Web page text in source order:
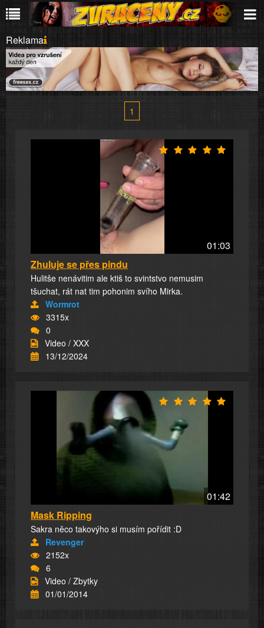
Reklama
1
01:03
Zhuluje se přes pindu
Hulitše nenávitim ale ktiš to svintstvo nemusim
tšuchat, rát nat tim pohonim svího Mirka.
Wormrot
3315x
0
Video / XXX
13/12/2024
01:42
Mask Ripping
Sakra něco takovýho si musím pořídit :D
Revenger
2152x
6
Video / Zbytky
01/01/2014